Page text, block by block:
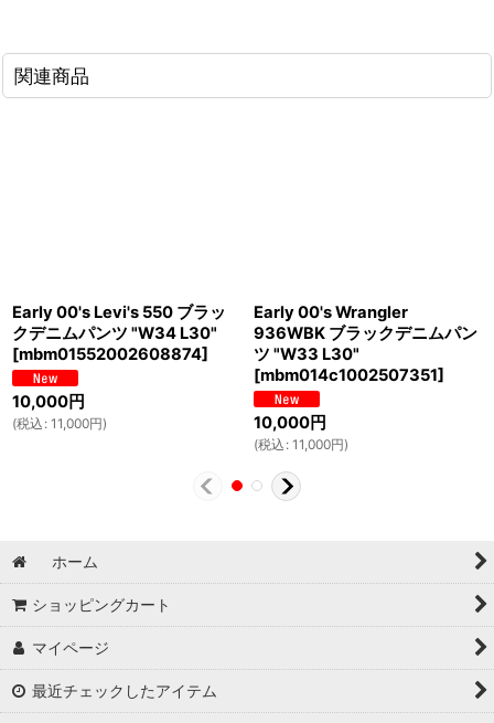
関連商品
Early 00's Levi's 550 ブラッ
クデニムパンツ "W34 L30"
[mbm01552002608874]
10,000円
(税込 : 11,000円)
Early 00's Wrangler
936WBK ブラックデニムパン
ツ "W33 L30"
[mbm014c1002507351]
10,000円
(税込 : 11,000円)
ホーム
ショッピングカート
マイページ
最近チェックしたアイテム